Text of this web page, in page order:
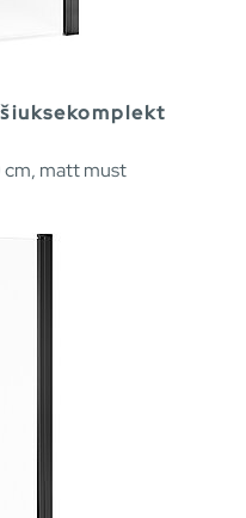
cm, matt must